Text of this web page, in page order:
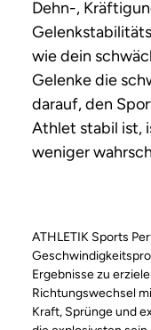
Dehn-,
wie dein
Gelenke die
darauf, den
Athlet stabil ist,
weniger
ATHLETIK Sports
Ergebnisse zu
Richtungswechsel
Kraft, Sprünge und